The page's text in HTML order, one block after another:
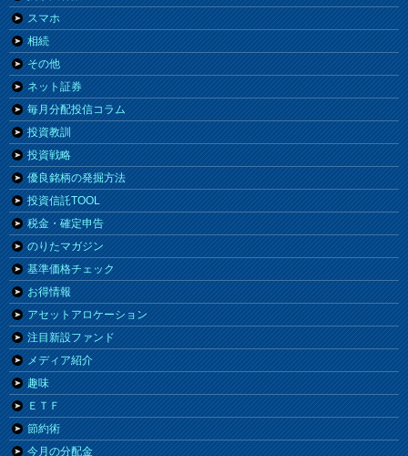
スマホ
相続
その他
ネット証券
毎月分配投信コラム
投資教訓
投資戦略
優良銘柄の発掘方法
投資信託TOOL
税金・確定申告
のりたマガジン
基準価格チェック
お得情報
アセットアロケーション
注目新設ファンド
メディア紹介
趣味
ＥＴＦ
節約術
今月の分配金